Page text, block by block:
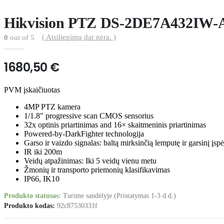
Hikvision PTZ DS-2DE7A432IW-
0 out of 5 ( Atsiliepimų dar nėra. )
1680,50 €
PVM įskaičiuotas
4MP PTZ kamera
1/1.8″ progressive scan CMOS sensorius
32x optinis priartinimas and 16× skaitmeninis priartinimas
Powered-by-DarkFighter technologija
Garso ir vaizdo signalas: baltą mirksinčią lemputę ir garsinį
IR iki 200m
Veidų atpažinimas: Iki 5 veidų vienu metu
Žmonių ir transporto priemonių klasifikavimas
IP66, IK10
Produkto statusas: Turime sandėlyje (Pristatymas 1-3 d.d.)
Produkto kodas: 92c87530331f